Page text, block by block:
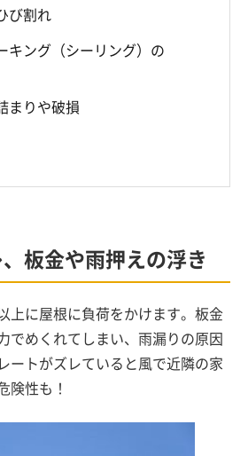
び割れ
キング（シーリング）の
まりや破損
板金や雨押えの浮き
上に屋根に負荷をかけます。板金
でめくれてしまい、雨漏りの原因
ートがズレていると風で近隣の家
険性も！